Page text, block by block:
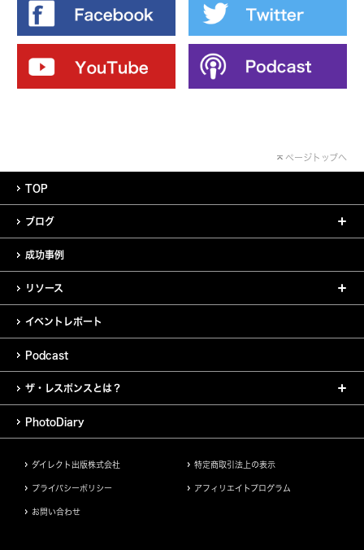
ページトップへ
TOP
ブログ
成功事例
リソース
イベントレポート
Podcast
ザ・レスポンスとは？
PhotoDiary
ダイレクト出版株式会社 特定商取引法上の表示
プライバシーポリシー アフィリエイトプログラム
お問い合わせ